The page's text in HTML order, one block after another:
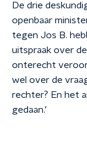
De drie
openbaar
tegen Jos B.
uitspraak over
onterecht
wel over de
rechter? En het
gedaan.’